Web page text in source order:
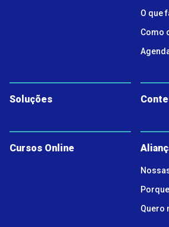
O que
Como
Soluções
Cursos Online
Quero